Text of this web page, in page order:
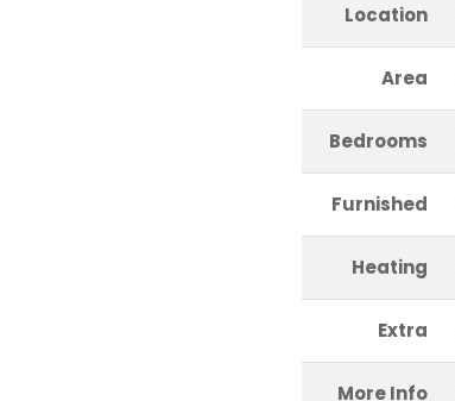
Location
Area
Bedrooms
Furnished
Heating
Extra
More Info